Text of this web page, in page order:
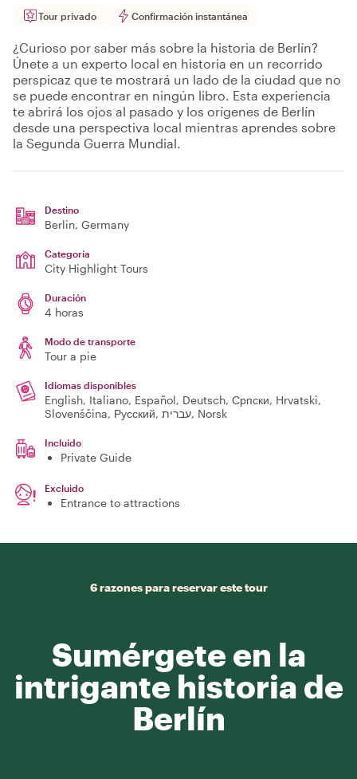
Tour privado Confirmación instantánea
¿Curioso por saber más sobre la historia de Berlín?
Únete a un experto local en historia en un recorrido
perspicaz que te mostrará un lado de la ciudad que no
se puede encontrar en ningún libro. Esta experiencia
te abrirá los ojos al pasado y los orígenes de Berlín
desde una perspectiva local mientras aprendes sobre
la Segunda Guerra Mundial.
Destino
Berlin, Germany
Categoría
City Highlight Tours
Duración
4 horas
Modo de transporte
Tour a pie
Idiomas disponibles
English, Italiano, Español, Deutsch, Српски, Hrvatski,
Slovenščina, Русский, עברית, Norsk
Incluido
Private Guide
Excluido
Entrance to attractions
6 razones para reservar este tour
Sumérgete en la
intrigante historia de
Berlín